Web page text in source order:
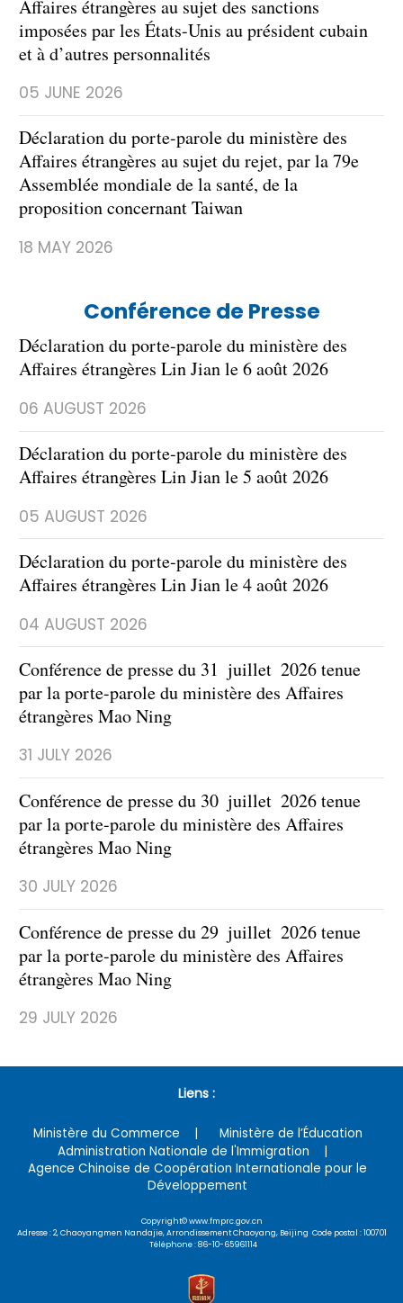
Affaires étrangères au sujet des sanctions
imposées par les États-Unis au président cubain
et à d’autres personnalités
05 JUNE 2026
Déclaration du porte-parole du ministère des
Affaires étrangères au sujet du rejet, par la 79e
Assemblée mondiale de la santé, de la
proposition concernant Taiwan
18 MAY 2026
Conférence de Presse
Déclaration du porte-parole du ministère des
Affaires étrangères Lin Jian le 6 août 2026
06 AUGUST 2026
Déclaration du porte-parole du ministère des
Affaires étrangères Lin Jian le 5 août 2026
05 AUGUST 2026
Déclaration du porte-parole du ministère des
Affaires étrangères Lin Jian le 4 août 2026
04 AUGUST 2026
​Conférence de presse du 31 juillet 2026 tenue
par la porte-parole du ministère des Affaires
étrangères Mao Ning
31 JULY 2026
Conférence de presse du 30 juillet 2026 tenue
par la porte-parole du ministère des Affaires
étrangères Mao Ning
30 JULY 2026
Conférence de presse du 29 juillet 2026 tenue
par la porte-parole du ministère des Affaires
étrangères Mao Ning
29 JULY 2026
Liens :
Ministère du Commerce
Ministère de l’Éducation
Administration Nationale de l'Immigration
Agence Chinoise de Coopération Internationale pour le
Développement
Copyright© www.fmprc.gov.cn
Adresse : 2, Chaoyangmen Nandajie, Arrondissement Chaoyang, Beijing Code postal : 100701
Téléphone : 86-10-65961114